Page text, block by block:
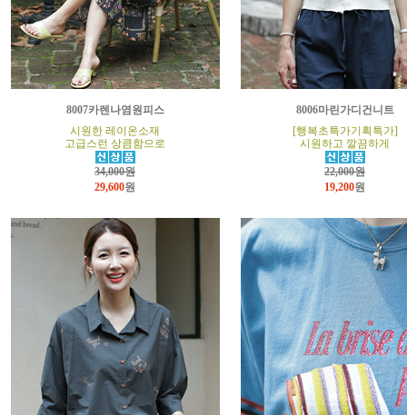
8007카렌나염원피스
시원한 레이온소재
고급스런 상큼함으로
34,000원
29,600원
8006마린가디건니트
[행복초특가기획특가]
시원하고 깔끔하게
22,000원
19,200원